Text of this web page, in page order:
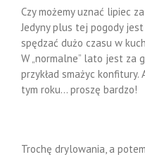
Czy możemy uznać lipiec
Jedyny plus tej pogody
spędzać dużo czasu w
W „normalne” lato jest za
przykład smażyc konfitury.
tym roku… proszę bardzo!
Trochę drylowania, a